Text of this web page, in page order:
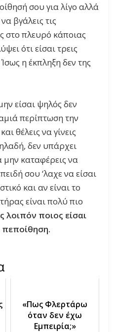
σου για λίγο αλλά
βγάλεις τις
στο πλευρό κάποιας
ότι είσαι τρεις
η έκπληξη δεν της
είσαι ψηλός δεν
περίπτωση την
θέλεις να γίνεις
δεν υπάρχει
μην καταφέρεις να
σου ‘λαχε να είσαι
και αν είναι το
είναι πολύ πιο
λοιπόν ποιος είσαι
πεποίθηση.
«Πως Φλερτάρω
όταν δεν έχω
Εμπειρία;»